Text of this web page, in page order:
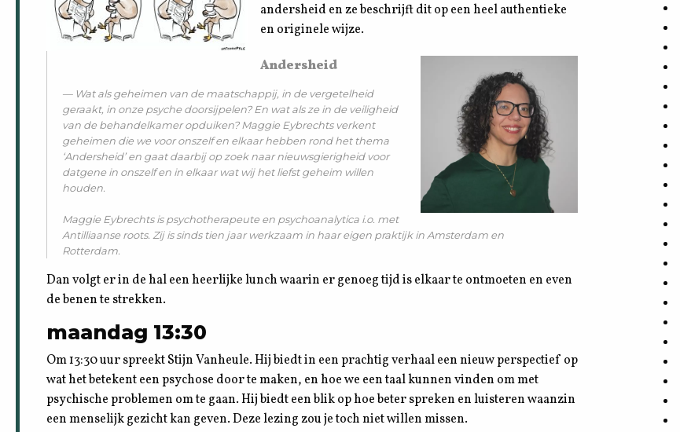
andersheid en ze beschrijft dit op een heel authentieke
en originele wijze.
Andersheid
Wat als geheimen van de maatschappij, in de vergetelheid
geraakt, in onze psyche doorsijpelen? En wat als ze in de veiligheid
van de behandelkamer opduiken? Maggie Eybrechts verkent
geheimen die we voor onszelf en elkaar hebben rond het thema
‘Andersheid’ en gaat daarbij op zoek naar nieuwsgierigheid voor
datgene in onszelf en in elkaar wat wij het liefst geheim willen
houden.
Maggie Eybrechts is psychotherapeute en psychoanalytica i.o. met
Antilliaanse roots. Zij is sinds tien jaar werkzaam in haar eigen praktijk in Amsterdam en
Rotterdam.
Dan volgt er in de hal een heerlijke lunch waarin er genoeg tijd is elkaar te ontmoeten en even
de benen te strekken.
maandag 13:30
Om 13:30 uur spreekt Stijn Vanheule. Hij biedt in een prachtig verhaal een nieuw perspectief op
wat het betekent een psychose door te maken, en hoe we een taal kunnen vinden om met
psychische problemen om te gaan. Hij biedt een blik op hoe beter spreken en luisteren waanzin
een menselijk gezicht kan geven. Deze lezing zou je toch niet willen missen.